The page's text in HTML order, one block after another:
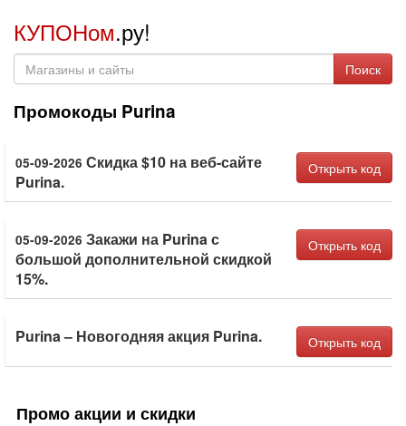
КУПОНом.ру!
Поиск
Промокоды Purina
05-09-2026 Скидка $10 на веб-сайте
Purina.
Открыть код
05-09-2026 Закажи на Purina с
большой дополнительной скидкой
15%.
Открыть код
Purina – Новогодняя акция Purina. Открыть код
Промо акции и скидки